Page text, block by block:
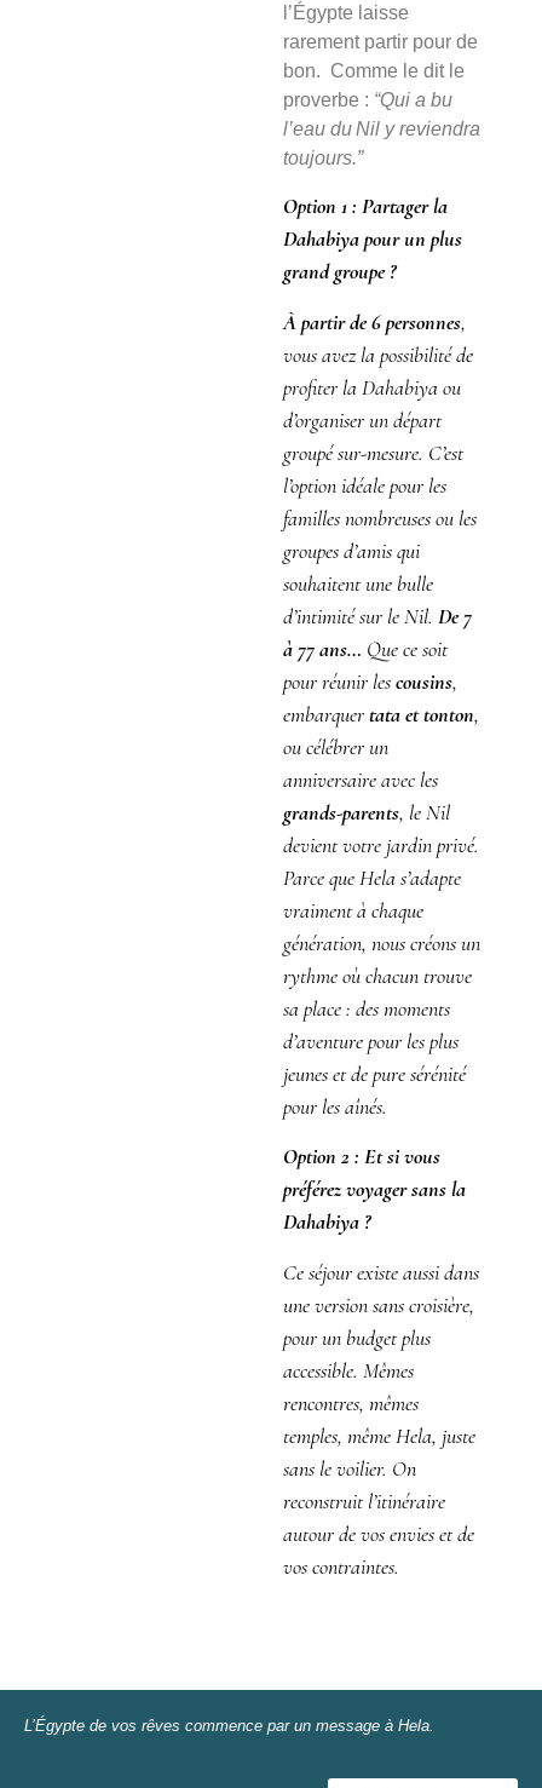
l’Égypte laisse
rarement partir pour de
bon. Comme le dit le
proverbe : “Qui a bu
l’eau du Nil y reviendra
toujours.”
Option 1: Partager la
Dahabiya pour un plus
grand groupe ?
À partir de 6 personnes,
vous avez la possibilité de
profiter la Dahabiya ou
d’organiser un départ
groupé sur-mesure. C’est
l’option idéale pour les
familles nombreuses ou les
groupes d’amis qui
souhaitent une bulle
d’intimité sur le Nil. De 7
à 77 ans… Que ce soit
pour réunir lescousins,
embarquertata et tonton,
ou célébrer un
anniversaire avec les
grands-parents, le Nil
devient votre jardin privé.
Parce que Hela s’adapte
vraiment à chaque
génération, nous créons un
rythme où chacun trouve
sa place : des moments
d’aventure pour les plus
jeunes et de pure sérénité
pour les aînés.
Option 2 : Et si vous
préférez voyager sans la
Dahabiya ?
Ce séjour existe aussi dans
une version sans croisière,
pour un budget plus
accessible. Mêmes
rencontres, mêmes
temples, même Hela, juste
sans le voilier. On
reconstruit l’itinéraire
autour de vos envies et de
vos contraintes.
L’Égypte de vos rêves commence par un message à Hela.